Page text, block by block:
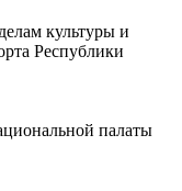
культуры и
Республики
палаты